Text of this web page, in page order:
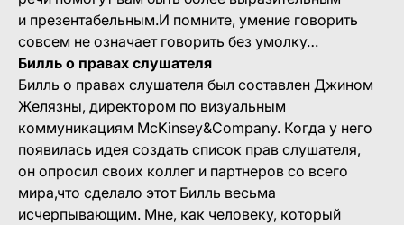
и презентабельным.И помните, умение говорить
совсем не означает говорить без умолку…
Билль о правах слушателя
Билль о правах слушателя был составлен Джином
Желязны, директором по визуальным
коммуникациям McKinsey&Company. Когда у него
появилась идея создать список прав слушателя,
он опросил своих коллег и партнеров со всего
мира,что сделало этот Билль весьма
исчерпывающим. Мне, как человеку, который